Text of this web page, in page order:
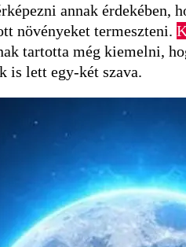
annak
növényeket termeszteni.
tartotta még kiemelni,
is lett egy-két szava.